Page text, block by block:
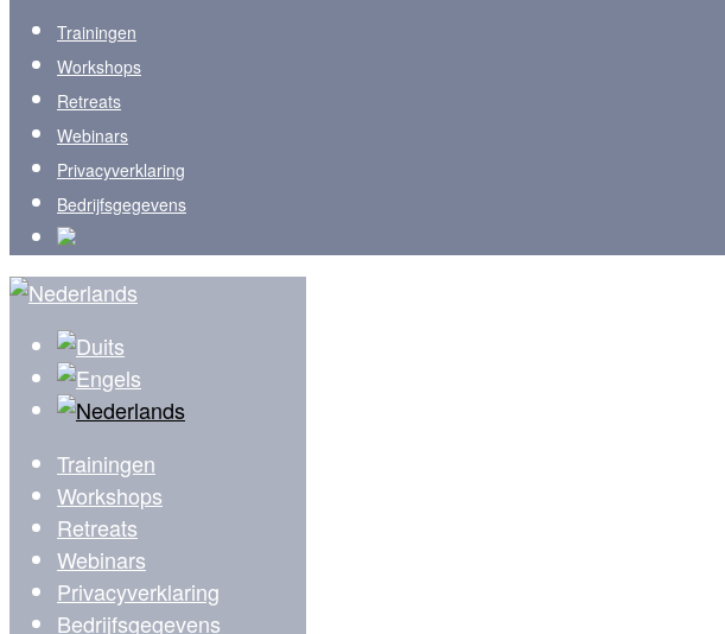
Trainingen
Workshops
Retreats
Webinars
Privacyverklaring
Bedrijfsgegevens
Trainingen
Workshops
Retreats
Webinars
Privacyverklaring
Bedrijfsgegevens